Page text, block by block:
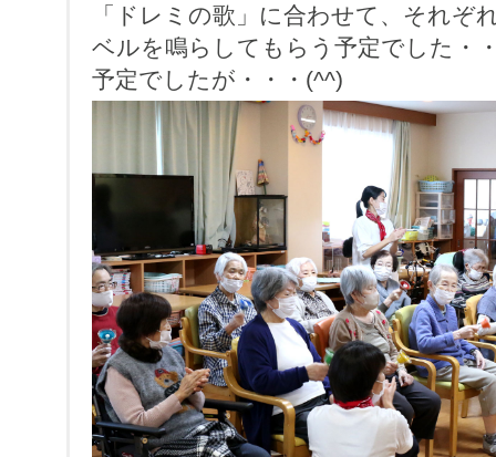
「ドレミの歌」に合わせて、それぞ
ベルを鳴らしてもらう予定でした・
予定でしたが・・・(^^)